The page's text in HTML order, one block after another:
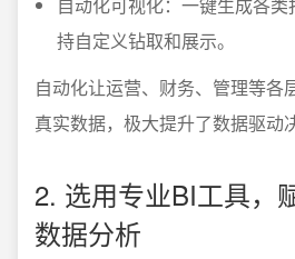
自动化可视化：一键生成各
持自定义钻取和展示。
自动化让运营、财务、管理等各
真实数据，极大提升了数据驱动
2. 选用专业BI工具，
数据分析